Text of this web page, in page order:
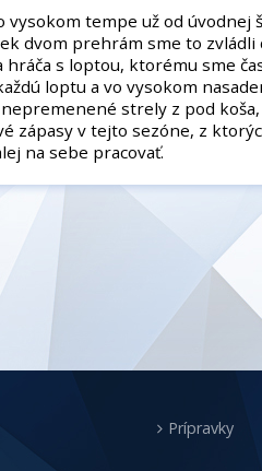
vysokom tempe už od úvodnej
dvom prehrám sme to zvládli
hráča s loptou, ktorému sme
loptu a vo vysokom
strely z pod
zápasy v tejto sezóne, z
na sebe pracovať.
Prípravky